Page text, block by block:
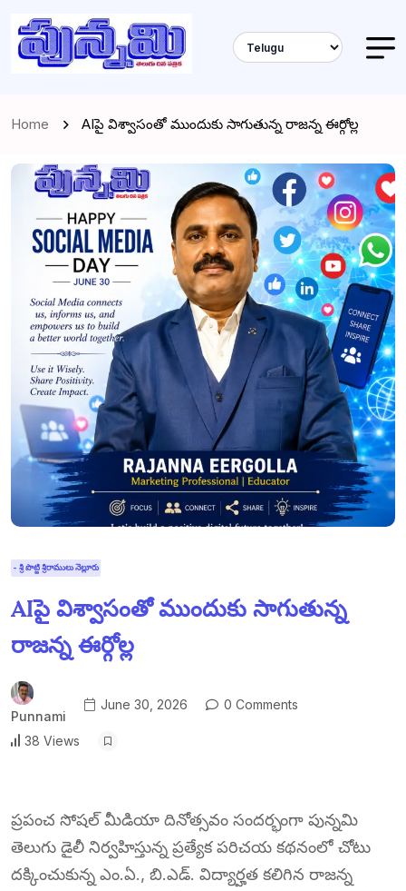
Home AIపై విశ్వాసంతో ముందుకు సాగుతున్న రాజన్న ఈర్గోల్ల
- శ్రీ పొట్టి శ్రీరాములు నెల్లూరు
AIపై విశ్వాసంతో ముందుకు సాగుతున్న
రాజన్న ఈర్గోల్ల
Punnami
June 30, 2026 0 Comments
38 Views
ప్రపంచ సోషల్ మీడియా దినోత్సవం సందర్భంగా పున్నమి
తెలుగు డైలీ నిర్వహిస్తున్న ప్రత్యేక పరిచయ కథనంలో చోటు
దక్కించుకున్న ఎం.ఏ., బి.ఎడ్. విద్యార్హత కలిగిన రాజన్న